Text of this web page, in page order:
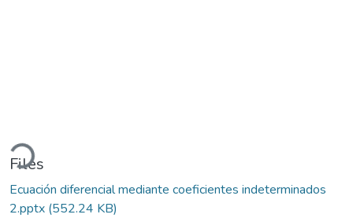
Files
Ecuación diferencial mediante coeficientes indeterminados
2.pptx (552.24 KB)